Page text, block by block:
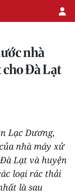
nhà
cho Đà Lạt
Lạc Dương,
nhà máy xử
Lạt và huyện
loại rác thải
là sau